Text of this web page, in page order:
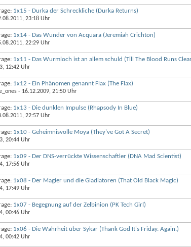
1x15 - Durka der Schreckliche (Durka Returns)
23:18 Uhr
1x14 - Das Wunder von Acquara (Jeremiah Crichton)
22:29 Uhr
1x11 - Das Wurmloch ist an allem schuld (Till The Blood Runs
12:42 Uhr
1x12 - Ein Phänomen genannt Flax (The Flax)
- 16.12.2009, 21:50 Uhr
1x13 - Die dunklen Impulse (Rhapsody In Blue)
22:57 Uhr
1x10 - Geheimnisvolle Moya (They've Got A Secret)
20:44 Uhr
1x09 - Der DNS-verrückte Wissenschaftler (DNA Mad Scientist)
17:56 Uhr
1x08 - Der Magier und die Gladiatoren (That Old Black Magic)
17:49 Uhr
1x07 - Begegnung auf der Zelbinion (PK Tech Girl)
00:46 Uhr
1x06 - Die Wahrheit über Sykar (Thank God It's Friday. Again.)
00:42 Uhr